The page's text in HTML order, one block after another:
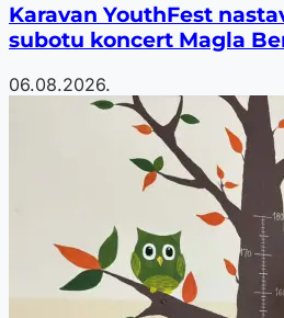
Karavan YouthFest
subotu koncert Magla
06.08.2026.